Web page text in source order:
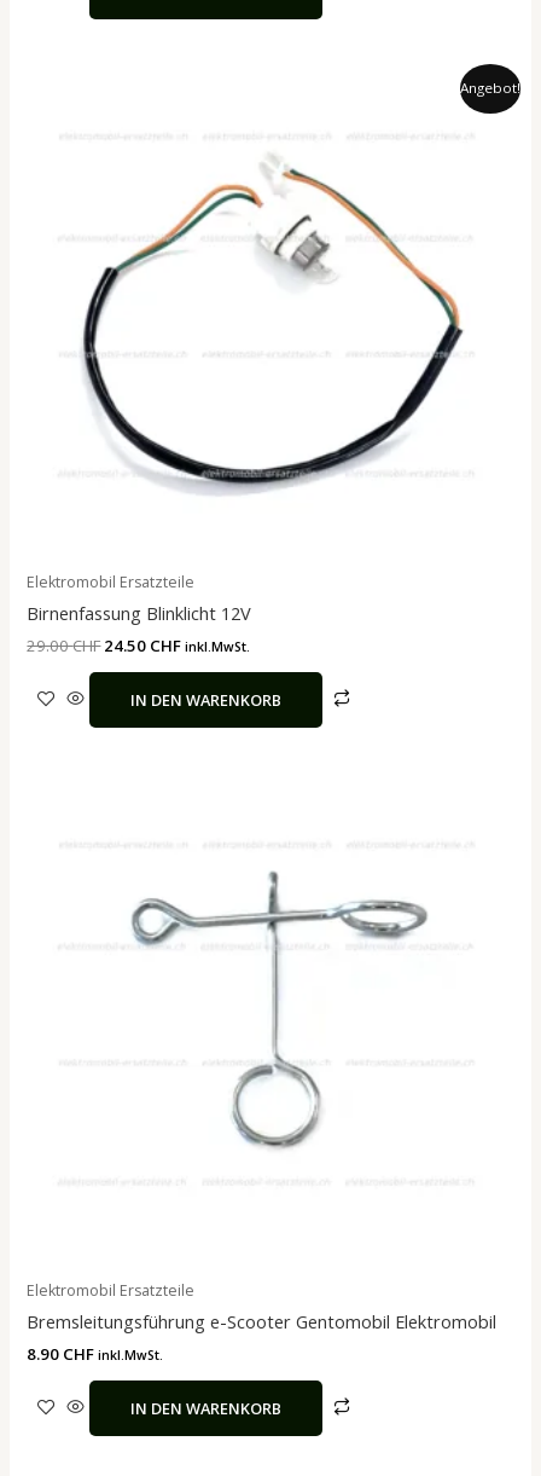
Angebot!
Elektromobil Ersatzteile
Birnenfassung Blinklicht 12V
29.00CHF
29.00 CHF
24.50 CHF
24.50 CHF.
inkl.MwSt.
IN DEN WARENKORB
Elektromobil Ersatzteile
Bremsleitungsführung e-Scooter Gentomobil Elektromobil
8.90 CHF inkl.MwSt.
IN DEN WARENKORB